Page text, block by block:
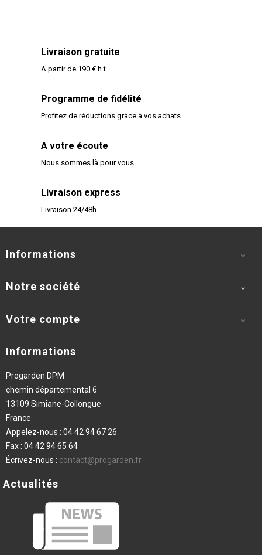
Livraison gratuite
A partir de 190 € h.t.
Programme de fidélité
Profitez de réductions gràce à vos achats
A votre écoute
Nous sommes là pour vous
Livraison express
Livraison 24/48h
Informations 
Notre société 
Votre compte 
Informations
Progarden DPM
chemin départemental 6
13109 Simiane-Collongue
France
Appelez-nous : 04 42 94 67 26
Fax : 04 42 94 65 64
Écrivez-nous : contact@progarden.fr
Actualités